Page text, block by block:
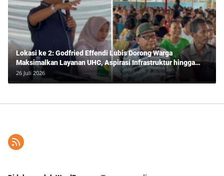
Lokasi ke 2: Godfried Effendi Lubis Dorong Warga
Maksimalkan Layanan UHC, Aspirasi Infrastruktur hingga
Pendidikan Mengemuka dalam Reses Medan Amplas
26 Juli 2026